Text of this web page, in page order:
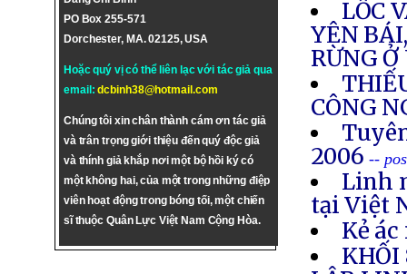
PO Box 255-571
Dorchester, MA. 02125, USA
Hoặc quý vị có thể liên lạc với tác giả qua
email:dcbinh38@hotmail.com
Chúng tôi xin chân thành cám ơn tác giả
và trân trọng giới thiệu đến quý độc giả
và thính giả khắp nơi một bộ hồi ký có
một không hai, của một trong những điệp
viên hoạt động trong bóng tối, một chiến
sĩ thuộc Quân Lực Việt Nam Cộng Hòa.
LỐC
YÊN
RỪNG
CÔNG
2006 --
Linh
tại Việt
Kẻ
KHỐI